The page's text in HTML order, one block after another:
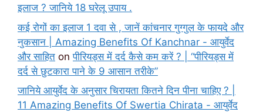
इलाज ? जानिये 18 घरेलू उपाय .
कई रोगों का इलाज 1 दवा से , जानें कांचनार गुग्गुल के फायदे और
नुकसान | Amazing Benefits Of Kanchnar - आयुर्वेद
और साहित onपीरियड्स में दर्द कैसे कम करें ? | “पीरियड्स में
दर्द से छुटकारा पाने के 9 आसान तरीके”
जानिये आयुर्वेद के अनुसार चिरायता कितने दिन पीना चाहिए ? |
11 Amazing Benefits Of Swertia Chirata - आयुर्वेद